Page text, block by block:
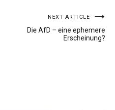
NEXT ARTICLE
Die AfD – eine ephemere
Erscheinung?